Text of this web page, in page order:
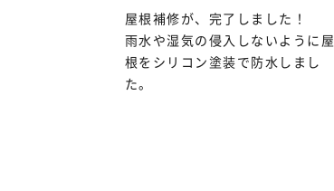
屋根補修が、完了しました！
雨水や湿気の侵入しないように屋
根をシリコン塗装で防水しまし
た。